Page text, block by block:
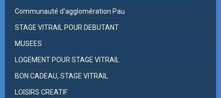
Communauté d'agglomération Pau
STAGE VITRAIL POUR DEBUTANT
MUSEES
LOGEMENT POUR STAGE VITRAIL
BON CADEAU, STAGE VITRAIL
LOISIRS CREATIF